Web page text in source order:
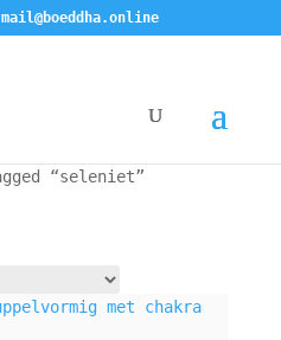
mail@boeddha.online
“seleniet”